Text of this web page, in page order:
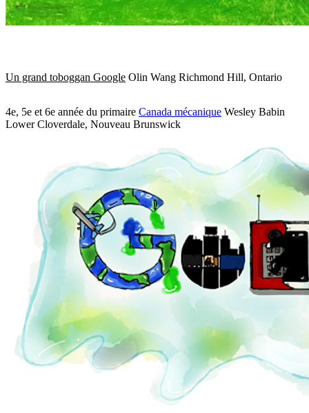
Un grand toboggan Google Olin Wang Richmond Hill, Ontario
4e, 5e et 6e année du primaire Canada mécanique Wesley Babin
Lower Cloverdale, Nouveau Brunswick